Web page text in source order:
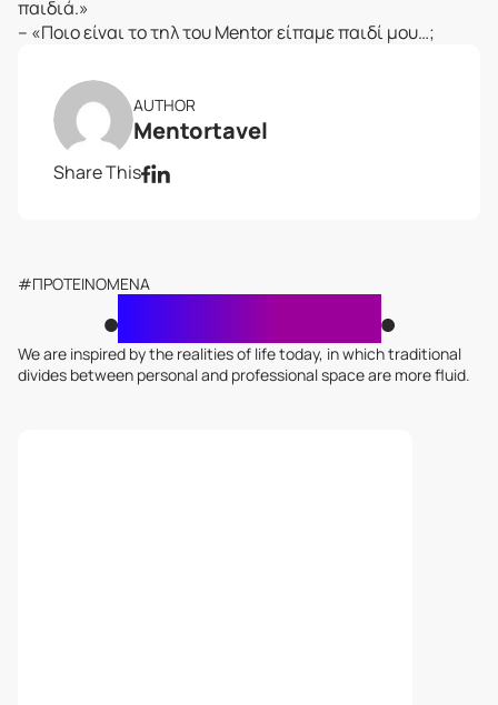
παιδιά.»
– «Ποιο είναι το τηλ του Mentor είπαμε παιδί μου…;
AUTHOR
Mentortavel
Share This
#ΠΡΟΤΕΙΝΟΜΕΝΑ
Σχετικά Άρθρα
We are inspired by the realities of life today, in which traditional
divides between personal and professional space are more fluid.